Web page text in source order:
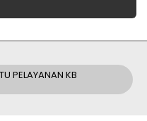
PELAYANAN KB